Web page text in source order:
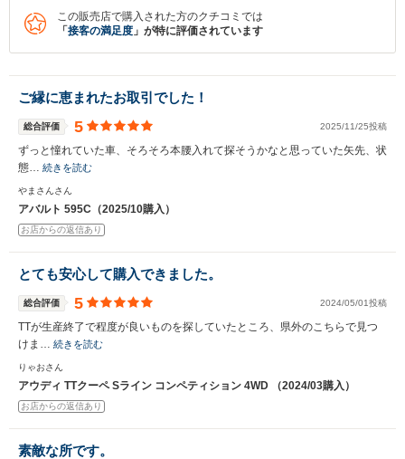
この販売店で購入された方のクチコミでは
「 接客の満足度 」が特に評価されています
ご縁に恵まれたお取引でした！
総合評価 5 2025/11/25投稿
ずっと憧れていた車、そろそろ本腰入れて探そうかなと思っていた矢先、状
態… 続きを読む
やまさんさん
アバルト 595C（2025/10購入）
お店からの返信あり
とても安心して購入できました。
総合評価 5 2024/05/01投稿
TTが生産終了で程度が良いものを探していたところ、県外のこちらで見つ
けま… 続きを読む
りゃおさん
アウディ TTクーペ Sライン コンペティション 4WD （2024/03購入）
お店からの返信あり
素敵な所です。